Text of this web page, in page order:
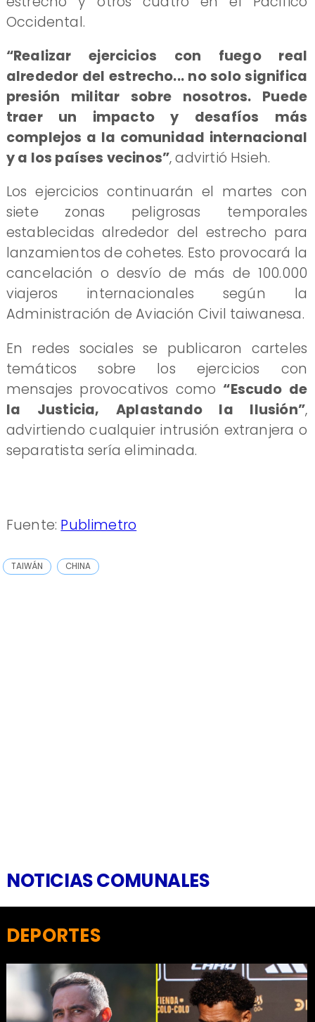
Occidental.
“Realizar ejercicios con fuego real
alrededor del estrecho... no solo significa
presión militar sobre nosotros. Puede
traer un impacto y desafíos más
complejos a la comunidad internacional
y a los países vecinos”, advirtió Hsieh.
Los ejercicios continuarán el martes con
siete zonas peligrosas temporales
establecidas alrededor del estrecho para
lanzamientos de cohetes. Esto provocará la
cancelación o desvío de más de 100.000
viajeros internacionales según la
Administración de Aviación Civil taiwanesa.
En redes sociales se publicaron carteles
temáticos sobre los ejercicios con
mensajes provocativos como “Escudo de
la Justicia, Aplastando la Ilusión”,
advirtiendo cualquier intrusión extranjera o
separatista sería eliminada.
Fuente: Publimetro
TAIWÁN CHINA
NOTICIAS COMUNALES
DEPORTES